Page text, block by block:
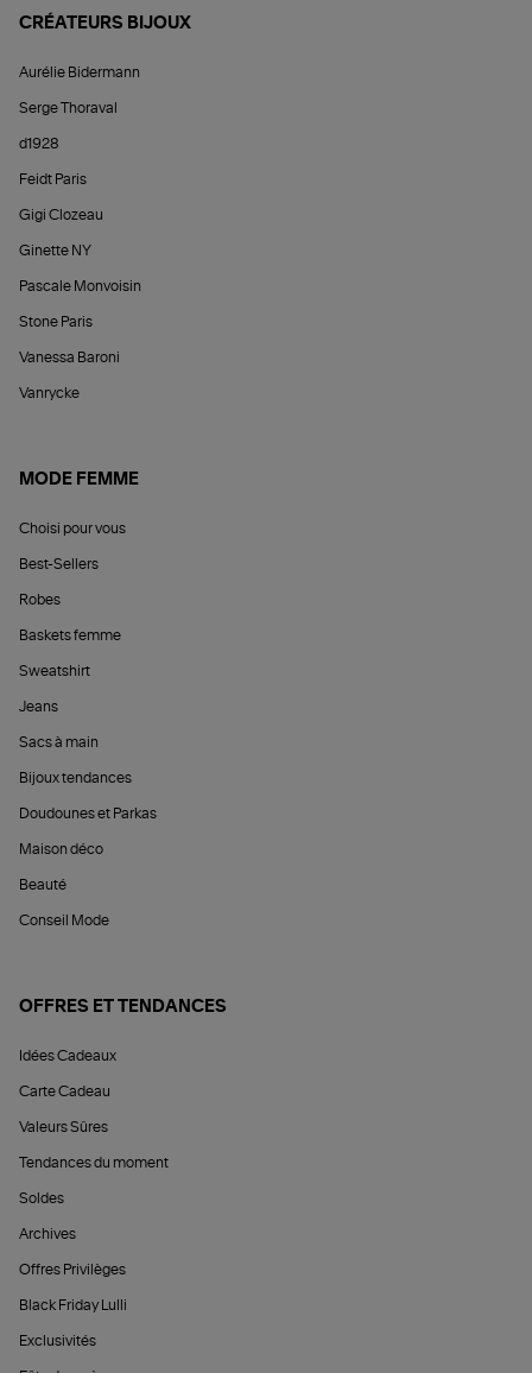
CRÉATEURS BIJOUX
Aurélie Bidermann
Serge Thoraval
d1928
Feidt Paris
Gigi Clozeau
Ginette NY
Pascale Monvoisin
Stone Paris
Vanessa Baroni
Vanrycke
MODE FEMME
Choisi pour vous
Best-Sellers
Robes
Baskets femme
Sweatshirt
Jeans
Sacs à main
Bijoux tendances
Doudounes et Parkas
Maison déco
Beauté
Conseil Mode
OFFRES ET TENDANCES
Idées Cadeaux
Carte Cadeau
Valeurs Sûres
Tendances du moment
Soldes
Archives
Offres Privilèges
Black Friday Lulli
Exclusivités